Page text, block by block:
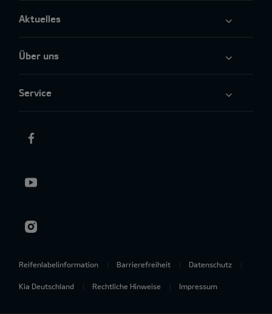
Aktuelles
Über uns
Service
Reifenlabelinformation Barrierefreiheit Datenschutz
Kia Deutschland Rechtliche Hinweise Impressum